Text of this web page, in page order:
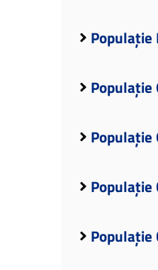
Populație
Populație
Populație
Populație
Populație